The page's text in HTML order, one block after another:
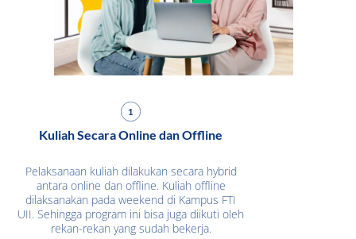
1
Kuliah Secara Online dan Offline
Pelaksanaan kuliah dilakukan secara hybrid
antara online dan offline. Kuliah offline
dilaksanakan pada weekend di Kampus FTI
UII. Sehingga program ini bisa juga diikuti oleh
rekan-rekan yang sudah bekerja.